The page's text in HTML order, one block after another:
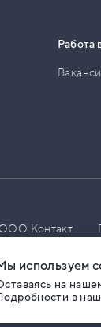
Работа
Контакт
используем
на
в